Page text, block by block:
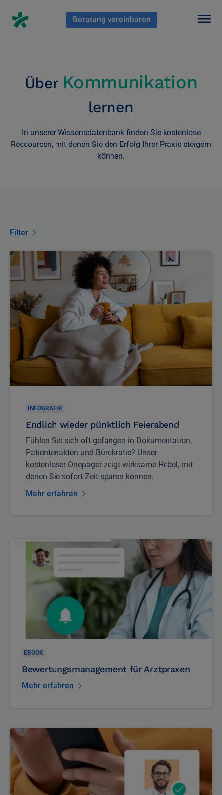
Beratung vereinbaren
Über
Praxismanagement
lernen
In unserer Wissensdatenbank finden Sie kostenlose
Filter
INFOGRAFIK
Endlich wieder pünktlich Feierabend
Fühlen Sie sich oft gefangen in Dokumentation,
Patientenakten und Bürokratie? Unser
kostenloser Onepager zeigt wirksame Hebel, mit
denen Sie sofort Zeit sparen können.
EBOOK
Bewertungsmanagement für Arztpraxen